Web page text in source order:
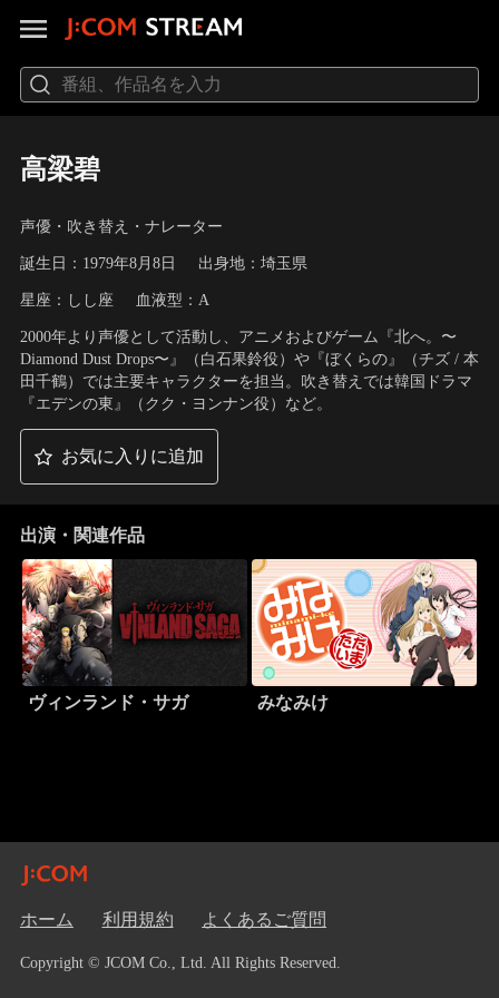
高梁碧
声優・吹き替え・ナレーター
誕生日：1979年8月8日 出身地：埼玉県
星座：しし座 血液型：A
2000年より声優として活動し、アニメおよびゲーム『北へ。〜
Diamond Dust Drops〜』（白石果鈴役）や『ぼくらの』（チズ / 本
田千鶴）では主要キャラクターを担当。吹き替えでは韓国ドラマ
『エデンの東』（クク・ヨンナン役）など。
お気に入りに追加
出演・関連作品
ヴィンランド・サガ みなみけ
ホーム 利用規約 よくあるご質問
Copyright © JCOM Co., Ltd. All Rights Reserved.